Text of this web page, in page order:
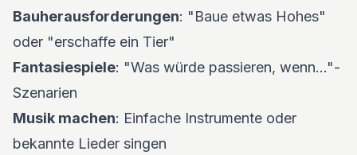
Bauherausforderungen: "Baue etwas Hohes"
oder "erschaffe ein Tier"
Fantasiespiele: "Was würde passieren, wenn..."-
Szenarien
Musik machen: Einfache Instrumente oder
bekannte Lieder singen